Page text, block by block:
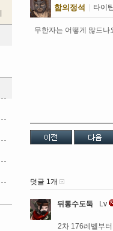
함의정석 타이
무한자는 어떻게 많드
덧글 1개
뒤통수도둑 Lv
2차 176레벨부